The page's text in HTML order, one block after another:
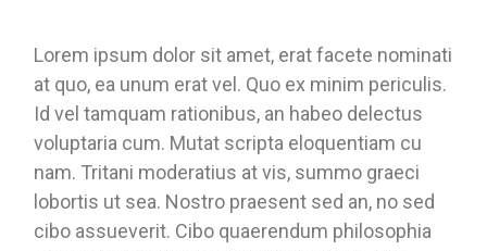
Lorem ipsum dolor sit amet, erat facete nominati
at quo, ea unum erat vel. Quo ex minim periculis.
Id vel tamquam rationibus, an habeo delectus
voluptaria cum. Mutat scripta eloquentiam cu
nam. Tritani moderatius at vis, summo graeci
lobortis ut sea. Nostro praesent sed an, no sed
cibo assueverit. Cibo quaerendum philosophia